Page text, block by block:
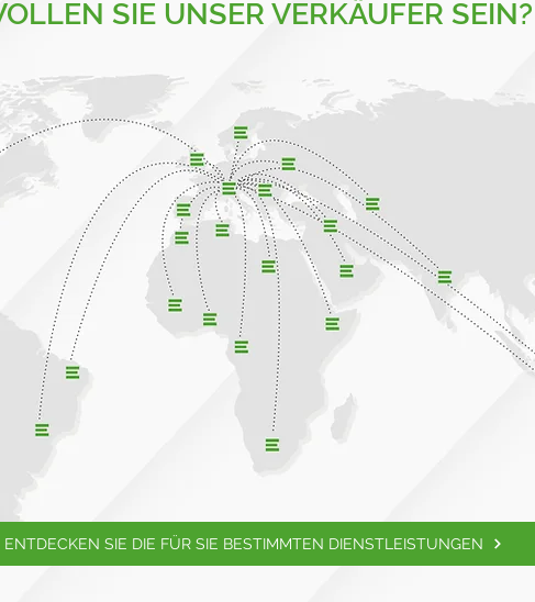
SIE UNSER VERKÄUFER SEIN?
ENTDECKEN SIE DIE FÜR SIE BESTIMMTEN DIENSTLEISTUNGEN